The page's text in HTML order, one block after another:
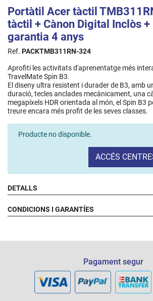
Portàtil Acer tàctil
tàctil + Cànon Digital Inclòs +
garantia 4 anys
Ref. PACKTMB311RN-324
Aprofiti les activitats d'aprenentatge més
TravelMate Spin B3.
El diseny ultra resistent i durader de B3, amb
duració, tecles anclades mecànicament, una
megapíxels HDR orientada al món, el Spin B3
treure encara més profit de les seves classes.
Producte no disponible.
ACCÉS
DETALLS
CONDICIONS I GARANTÍES
Les intervencions degudes a danys
pantalla,...) que quedin cobertes durant
pla, tindran un cost fixe de 30 euros.
Pagament segur